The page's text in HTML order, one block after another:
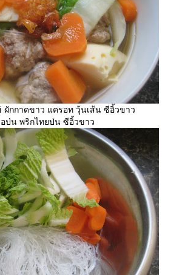
ผักกาดขาว แครอท วุ้นเส้น ซีอิ้วขาว
ป่น พริกไทยป่น ซีอิ้วขาว